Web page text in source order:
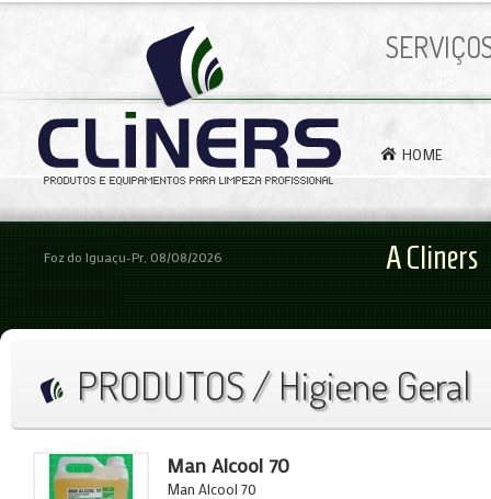
HOME
Foz do Iguaçu-Pr, 08/08/2026 A Cliners
PRODUTOS / Higiene Geral
Man Alcool 70
Man Alcool 70